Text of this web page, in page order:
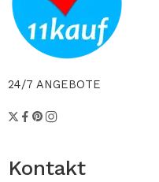
24/7 ANGEBOTE
Kontakt